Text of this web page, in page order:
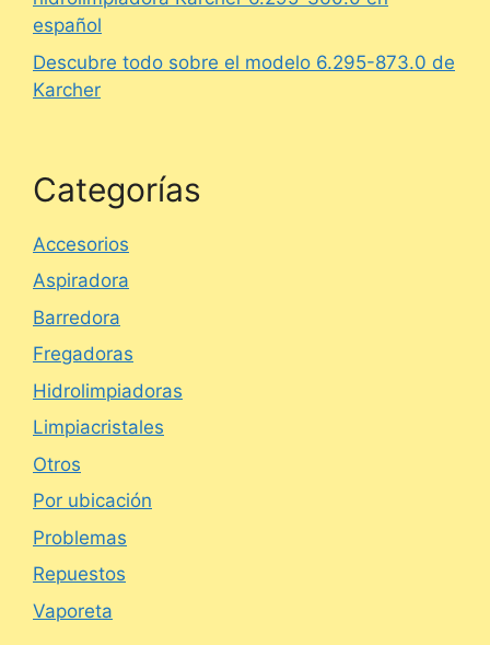
español
Descubre todo sobre el modelo 6.295-873.0 de
Karcher
Categorías
Accesorios
Aspiradora
Barredora
Fregadoras
Hidrolimpiadoras
Limpiacristales
Otros
Por ubicación
Problemas
Repuestos
Vaporeta